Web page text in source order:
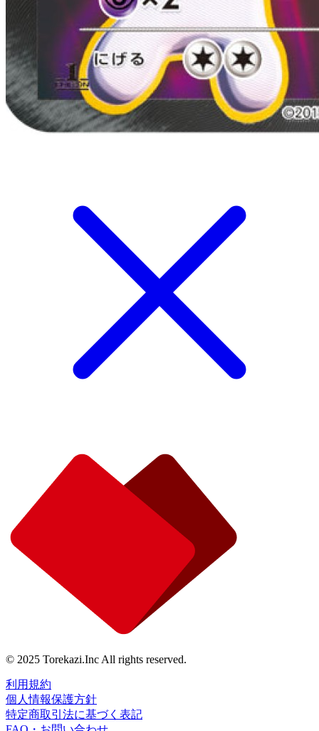
© 2025 Torekazi.Inc All rights reserved.
利用規約
個人情報保護方針
特定商取引法に基づく表記